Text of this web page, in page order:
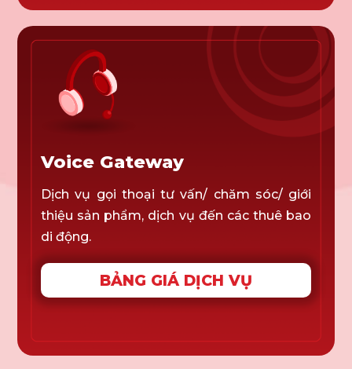
Voice Gateway
Dịch vụ gọi thoại tư vấn/ chăm sóc/ giới
thiệu sản phẩm, dịch vụ đến các thuê bao
di động.
BẢNG GIÁ DỊCH VỤ